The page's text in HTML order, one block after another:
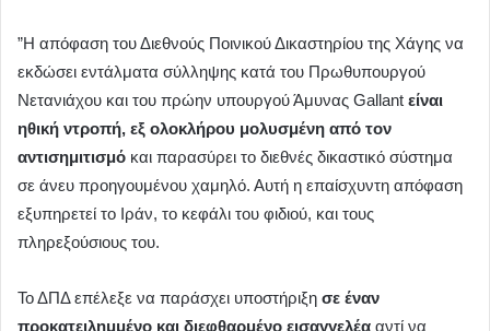
”Η απόφαση του Διεθνούς Ποινικού Δικαστηρίου της Χάγης να
εκδώσει εντάλματα σύλληψης κατά του Πρωθυπουργού
Νετανιάχου και του πρώην υπουργού Άμυνας Gallant είναι
ηθική ντροπή, εξ ολοκλήρου μολυσμένη από τον
αντισημιτισμό και παρασύρει το διεθνές δικαστικό σύστημα
σε άνευ προηγουμένου χαμηλό. Αυτή η επαίσχυντη απόφαση
εξυπηρετεί το Ιράν, το κεφάλι του φιδιού, και τους
πληρεξούσιους του.
Το ΔΠΔ επέλεξε να παράσχει υποστήριξη σε έναν
προκατειλημμένο και διεφθαρμένο εισαγγελέα αντί να